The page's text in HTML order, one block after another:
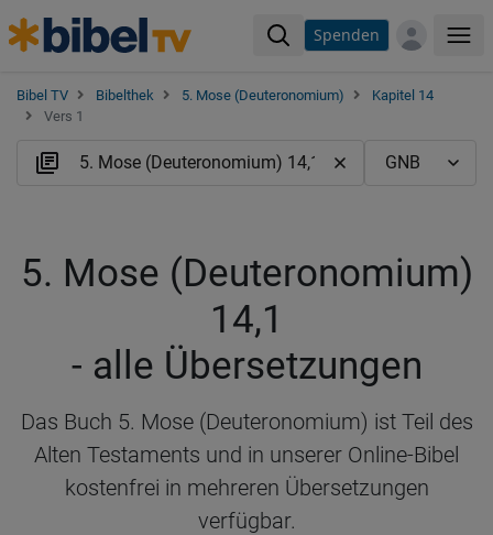
Spenden
Bibel TV Bibelthek 5. Mose (Deuteronomium)
Kapitel 14
Vers 1
5. Mose (Deuteronomium)
14,1
- alle Übersetzungen
Das Buch 5. Mose (Deuteronomium) ist Teil des
Alten Testaments und in unserer Online-Bibel
kostenfrei in mehreren Übersetzungen
verfügbar.